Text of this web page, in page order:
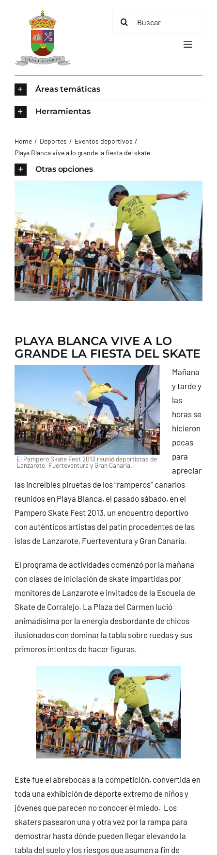
contenido
Buscar:
Toggle
AYUNTAMIENTO
CONTACTO
Áreas temáticas
Herramientas
Home Deportes
Eventos deportivos
Playa Blanca vive a lo grande la fiesta del skate
Otras opciones
PLAYA BLANCA VIVE A LO
GRANDE LA FIESTA DEL SKATE
El Pampero Skate Fest 2013 reunió deportistas de
Lanzarote, Fuerteventura y Gran Canaria.
Mañana
y tarde y
las
horas se
hicieron
pocas
para
apreciar
las increíbles piruetas de los “ramperos” canarios
reunidos en Playa Blanca, el pasado sábado, en el
Pampero Skate Fest 2013, un encuentro deportivo
con auténticos artistas del patín procedentes de las
islas de Lanzarote, Fuerteventura y Gran Canaria.
El programa de actividades comenzó por la mañana
con clases de iniciación de skate impartidas por
monitores de Lanzarote e invitados de la Escuela de
Skate de Corralejo. La Plaza del Carmen lució
animadísima por la energía desbordante de chicos
ilusionados con dominar la tabla sobre ruedas y sus
primeros intentos de hacer figuras.
Este fue el abrebocas a la competición, convertida en
toda una exhibición de deporte extremo de niños y
jóvenes que parecen no conocer el miedo. Los
skaters pasearon una y otra vez por la rampa para
demostrar hasta dónde pueden llegar elevando la
tabla del suelo y los riesgos que asumen a fin de